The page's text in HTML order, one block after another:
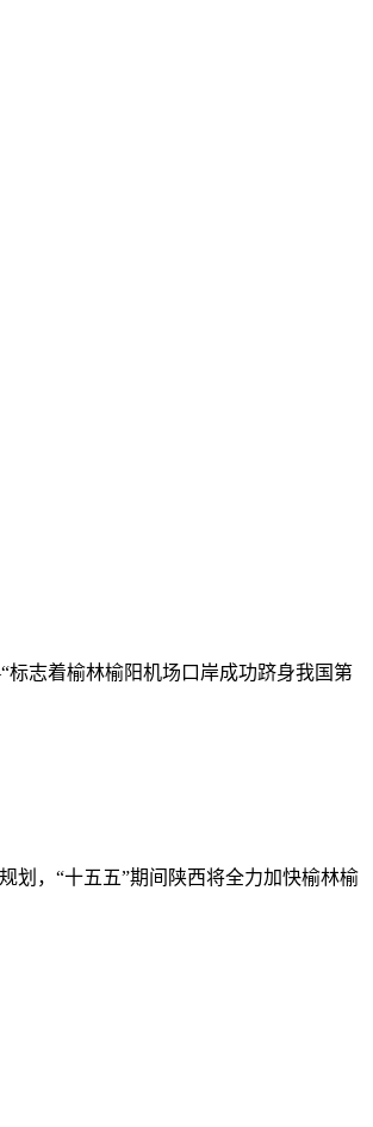
志着榆林榆阳机场口岸成功跻身我国第
，“十五五”期间陕西将全力加快榆林榆